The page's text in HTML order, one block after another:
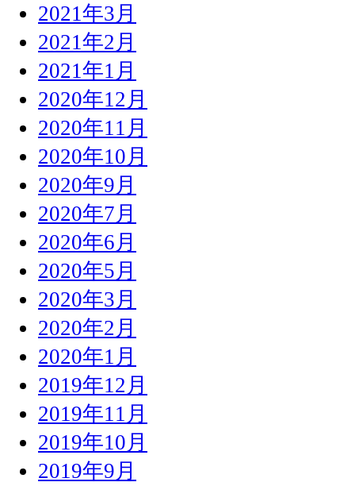
2021年3月
2021年2月
2021年1月
2020年12月
2020年11月
2020年10月
2020年9月
2020年7月
2020年6月
2020年5月
2020年3月
2020年2月
2020年1月
2019年12月
2019年11月
2019年10月
2019年9月